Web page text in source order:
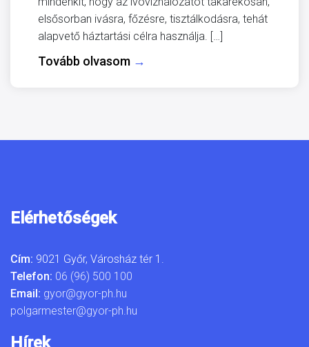
elsősorban ivásra, főzésre, tisztálkodásra, tehát
alapvető háztartási célra használja. […]
Tovább olvasom →
Elérhetőségek
Cím: 9021 Győr, Városház tér 1.
Telefon: 06 (96) 500 100
Email: gyor@gyor-ph.hu
polgarmester@gyor-ph.hu
Hírek